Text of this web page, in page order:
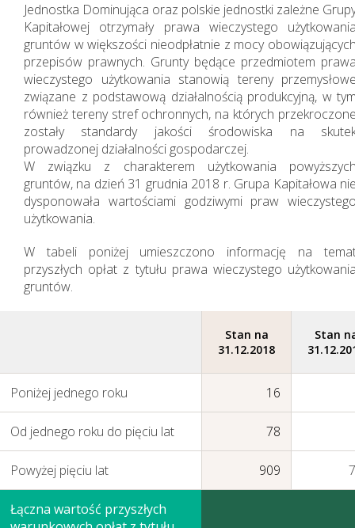
Jednostka Dominująca oraz polskie jednostki zależne
Kapitałowej otrzymały prawa wieczystego
gruntów w większości nieodpłatnie z mocy
przepisów prawnych. Grunty będące przedmiotem
wieczystego użytkowania stanowią tereny
związane z podstawową działalnością produkcyjną, w
również tereny stref ochronnych, na których
zostały standardy jakości środowiska na
prowadzonej działalności gospodarczej.
W związku z charakterem użytkowania
gruntów, na dzień 31 grudnia 2018 r. Grupa Kapitałowa
dysponowała wartościami godziwymi praw
użytkowania.
W tabeli poniżej umieszczono informację na
przyszłych opłat z tytułu prawa wieczystego
gruntów.
Stan na
31.12.2018
Stan
Poniżej jednego roku 16
Od jednego roku do pięciu lat 78
Powyżej pięciu lat 909
Łączna wartość przyszłych